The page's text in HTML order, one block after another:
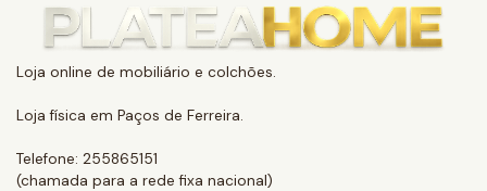
Loja online de mobiliário e colchões.
Loja física em Paços de Ferreira.
Telefone: 255865151
(chamada para a rede fixa nacional)